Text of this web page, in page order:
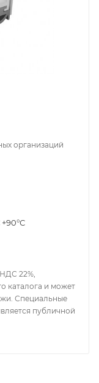
организаций
+90°С
22%,
каталога и может
Специальные
публичной